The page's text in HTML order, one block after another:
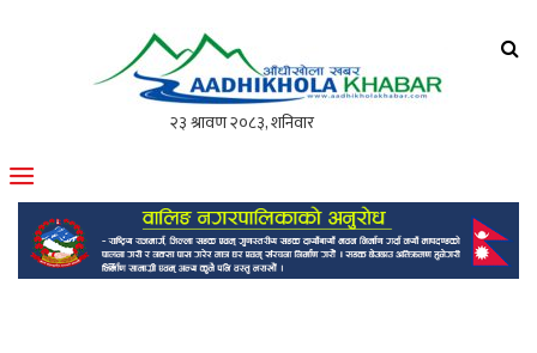
मोफसलकै लोकप्रिय अनलाइन पत्रिका